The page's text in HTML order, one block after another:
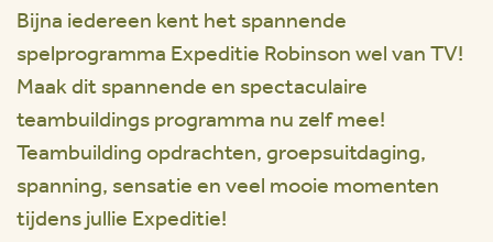
Bijna iedereen kent het spannende
spelprogramma Expeditie Robinson wel van TV!
Maak dit spannende en spectaculaire
teambuildings programma nu zelf mee!
Teambuilding opdrachten, groepsuitdaging,
spanning, sensatie en veel mooie momenten
tijdens jullie Expeditie!